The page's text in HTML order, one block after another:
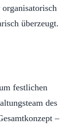
überzeugt.
festlichen
des
–